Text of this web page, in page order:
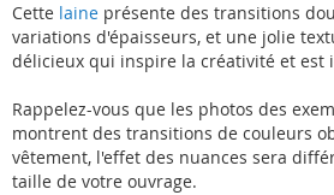
Cette laine présente des transitions
variations d'épaisseurs, et une jolie
délicieux qui inspire la créativité et est
Rappelez-vous que les photos des
montrent des transitions de couleurs
vêtement, l'effet des nuances sera
taille de votre ouvrage.